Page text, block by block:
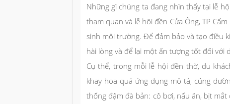
Những gì chúng ta đang nhìn thấy tại lễ
tham quan và lễ hội đền Cửa Ông, TP
sinh môi trường. Để đảm bảo và tạo điều
hài lòng và để lại một ấn tượng tốt đối với
Cụ thể, trong mỗi lễ hội đền thờ, du
khay hoa quả ứng dụng mô tả, cúng
thống đậm đà bản: cô bơi, nấu ăn, bịt